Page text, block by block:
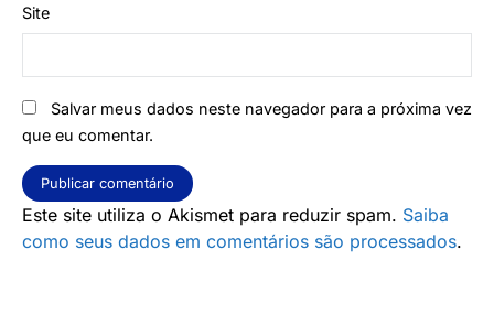
Site
Salvar meus dados neste navegador para a próxima vez
que eu comentar.
Este site utiliza o Akismet para reduzir spam. Saiba
como seus dados em comentários são processados.